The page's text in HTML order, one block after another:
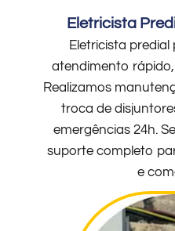
Eletricista
Eletricista
atendimento
Realizamos
troca de
emergências 24h.
suporte completo
e